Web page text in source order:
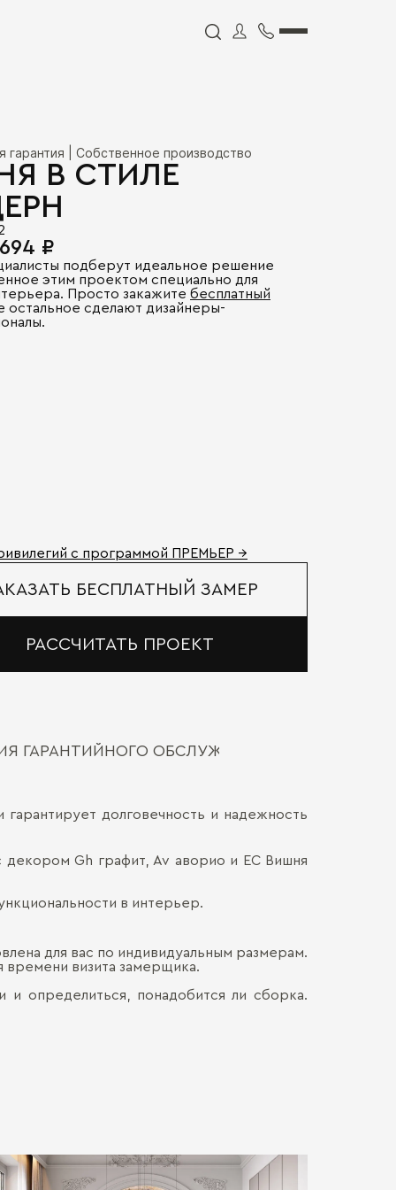
гарантия | Собственное производство
В СТИЛЕ
₽
подберут идеальное решение
этим проектом специально для
Просто закажите бесплатный
остальное сделают дизайнеры-
с программой ПРЕМЬЕР →
БЕСПЛАТНЫЙ ЗАМЕР
РАССЧИТАТЬ ПРОЕКТ
ГАРАНТИЙНОГО ОБСЛУЖИВАНИЯ
долговечность и надежность
Gh графит, Av аворио и EC Вишня
в интерьер.
для вас по индивидуальным размерам.
времени визита замерщика.
и определиться, понадобится ли сборка.